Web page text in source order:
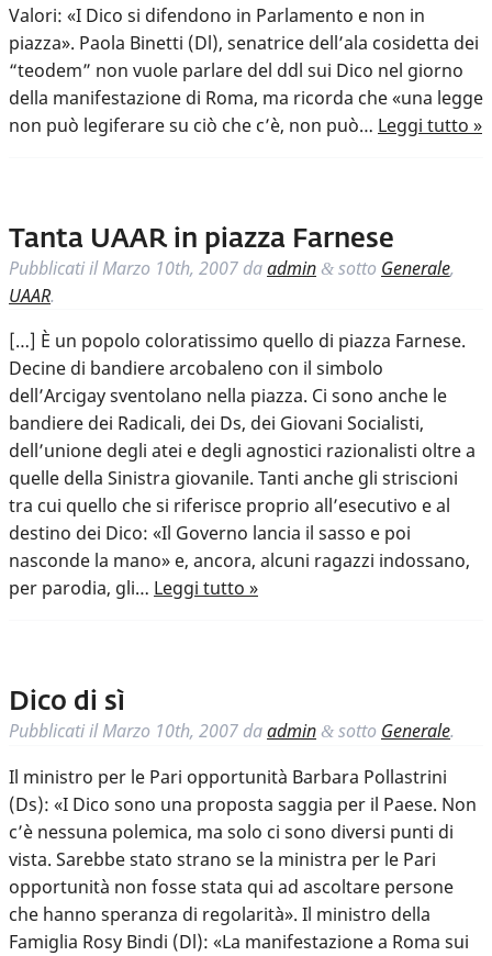
Valori: «I Dico si difendono in Parlamento e non in
piazza». Paola Binetti (Dl), senatrice dell’ala cosidetta dei
“teodem” non vuole parlare del ddl sui Dico nel giorno
della manifestazione di Roma, ma ricorda che «una legge
non può legiferare su ciò che c’è, non può… Leggi tutto »
Tanta UAAR in piazza Farnese
Pubblicati ilMarzo 10th, 2007 daadmin & sotto Generale,
UAAR.
[…] È un popolo coloratissimo quello di piazza Farnese.
Decine di bandiere arcobaleno con il simbolo
dell’Arcigay sventolano nella piazza. Ci sono anche le
bandiere dei Radicali, dei Ds, dei Giovani Socialisti,
dell’unione degli atei e degli agnostici razionalisti oltre a
quelle della Sinistra giovanile. Tanti anche gli striscioni
tra cui quello che si riferisce proprio all’esecutivo e al
destino dei Dico: «Il Governo lancia il sasso e poi
nasconde la mano» e, ancora, alcuni ragazzi indossano,
per parodia, gli… Leggi tutto »
Dico di sì
Pubblicati ilMarzo 10th, 2007 daadmin & sotto Generale.
Il ministro per le Pari opportunità Barbara Pollastrini
(Ds): «I Dico sono una proposta saggia per il Paese. Non
c’è nessuna polemica, ma solo ci sono diversi punti di
vista. Sarebbe stato strano se la ministra per le Pari
opportunità non fosse stata qui ad ascoltare persone
che hanno speranza di regolarità». Il ministro della
Famiglia Rosy Bindi (Dl): «La manifestazione a Roma sui